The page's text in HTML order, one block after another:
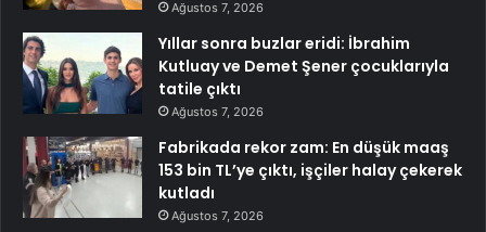
Ağustos 7, 2026
Yıllar sonra buzlar eridi: İbrahim
Kutluay ve Demet Şener çocuklarıyla
tatile çıktı
Ağustos 7, 2026
Fabrikada rekor zam: En düşük maaş
153 bin TL’ye çıktı, işçiler halay çekerek
kutladı
Ağustos 7, 2026